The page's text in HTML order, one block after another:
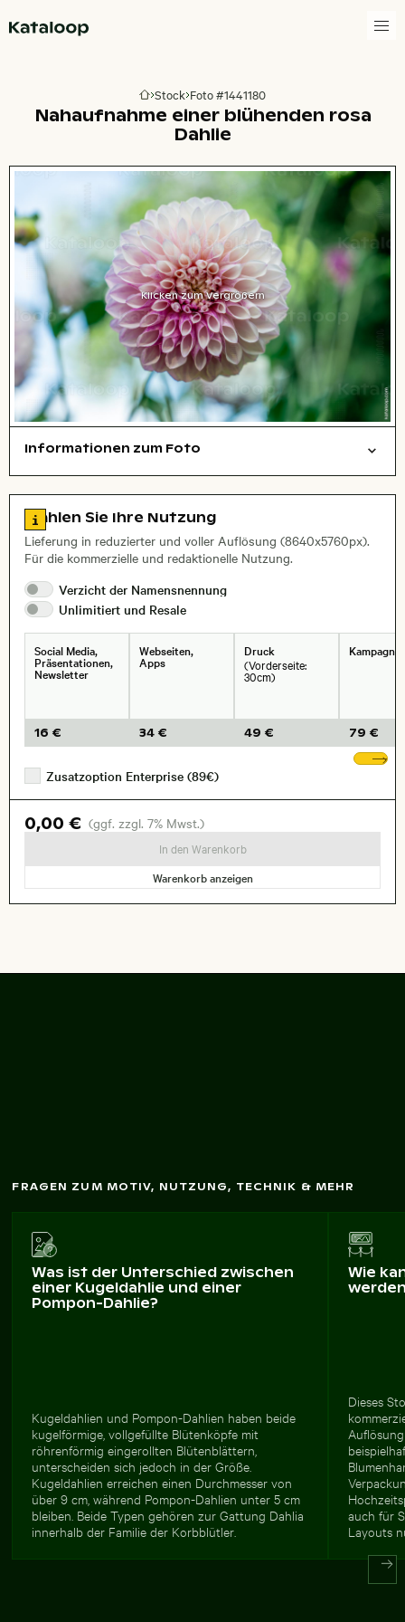
Zur Homepage
Stock Foto #1441180
Nahaufnahme einer blühenden rosa
Dahlie
Klicken zum Vergrößern
Informationen zum Foto
Zu den Lizenzinformationen springen
Wählen Sie Ihre Nutzung
Lieferung in reduzierter und voller Auflösung (8640x5760px).
Für die kommerzielle und redaktionelle Nutzung.
Verzicht der Namensnennung
Unlimitiert und Resale
Social Media,
Präsentationen,
Newsletter
16 €
Webseiten,
Apps
34 €
Druck
(Vorderseite:
30cm)
49 € 79 €
Zusatzoption Enterprise (89€)
0,00 € (ggf. zzgl. 7% Mwst.)
In den Warenkorb
Warenkorb anzeigen
FRAGEN ZUM MOTIV, NUTZUNG, TECHNIK & MEHR
Was ist der Unterschied zwischen
einer Kugeldahlie und einer
Pompon-Dahlie?
Kugeldahlien und Pompon-Dahlien haben beide
kugelförmige, vollgefüllte Blütenköpfe mit
röhrenförmig eingerollten Blütenblättern,
unterscheiden sich jedoch in der Größe.
Kugeldahlien erreichen einen Durchmesser von
über 9 cm, während Pompon-Dahlien unter 5 cm
bleiben. Beide Typen gehören zur Gattung Dahlia
innerhalb der Familie der Korbblütler.
Wie
Dieses
auch für
Layouts